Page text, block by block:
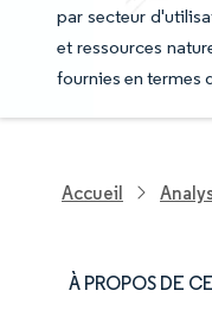
par secteur
et ressources
fournies en termes
Accueil
À PROPOS DE